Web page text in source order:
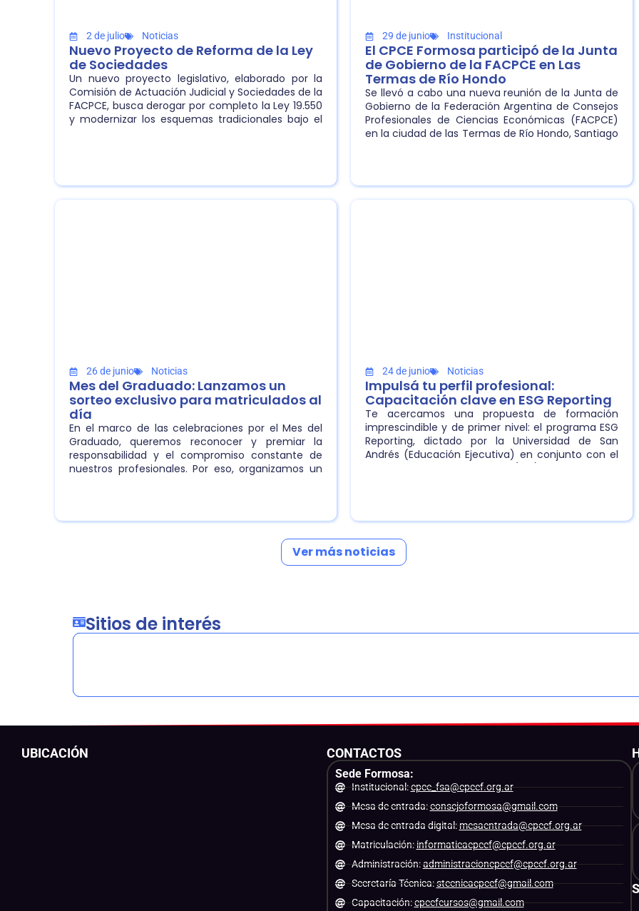
2 de julio Noticias
Nuevo Proyecto de Reforma de la Ley
de Sociedades
Un nuevo proyecto legislativo, elaborado por la
Comisión de Actuación Judicial y Sociedades de la
FACPCE, busca derogar por completo la Ley 19.550
y modernizar los esquemas tradicionales bajo el
29 de junio Institucional
El CPCE Formosa participó de la Junta
de Gobierno de la FACPCE en Las
Termas de Río Hondo
Se llevó a cabo una nueva reunión de la Junta de
Gobierno de la Federación Argentina de Consejos
Profesionales de Ciencias Económicas (FACPCE)
en la ciudad de las Termas de Río Hondo, Santiago
26 de junio Noticias
Mes del Graduado: Lanzamos un
sorteo exclusivo para matriculados al
día
En el marco de las celebraciones por el Mes del
Graduado, queremos reconocer y premiar la
responsabilidad y el compromiso constante de
nuestros profesionales. Por eso, organizamos un
24 de junio Noticias
Impulsá tu perfil profesional:
Capacitación clave en ESG Reporting
Te acercamos una propuesta de formación
imprescindible y de primer nivel: el programa ESG
Reporting, dictado por la Universidad de San
Andrés (Educación Ejecutiva) en conjunto con el
Ver más noticias
Sitios de interés
UBICACIÓN CONTACTOS
Sede Formosa:
Institucional:cpce_fsa@cpcef.org.ar
Mesa de entrada:consejoformosa@gmail.com
Mesa de entrada digital:mesaentrada@cpcef.org.ar
Matriculación:informaticacpcef@cpcef.org.ar
Administración:administracioncpcef@cpcef.org.ar
Secretaría Técnica:stecnicacpcef@gmail.com
Capacitación:cpcefcursos@gmail.com